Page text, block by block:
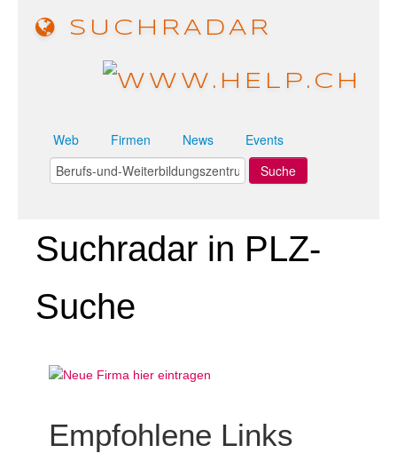
SUCHRADAR
Web Firmen News Events
Suchradar in PLZ-
Suche
Empfohlene Links